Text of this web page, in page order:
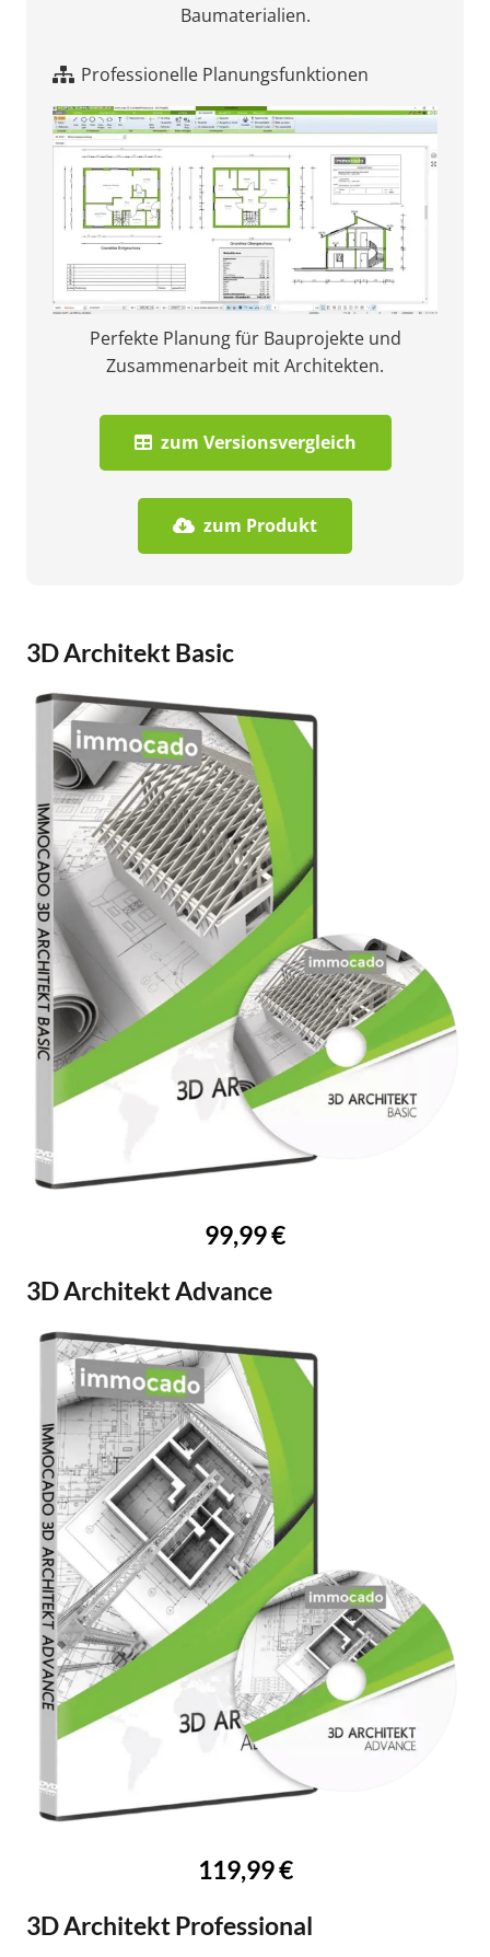
Baumaterialien.
Professionelle Planungsfunktionen
Perfekte Planung für Bauprojekte und
Zusammenarbeit mit Architekten.
zum Versionsvergleich
zum Produkt
3D Architekt Basic
99,99 €
3D Architekt Advance
119,99 €
3D Architekt Professional